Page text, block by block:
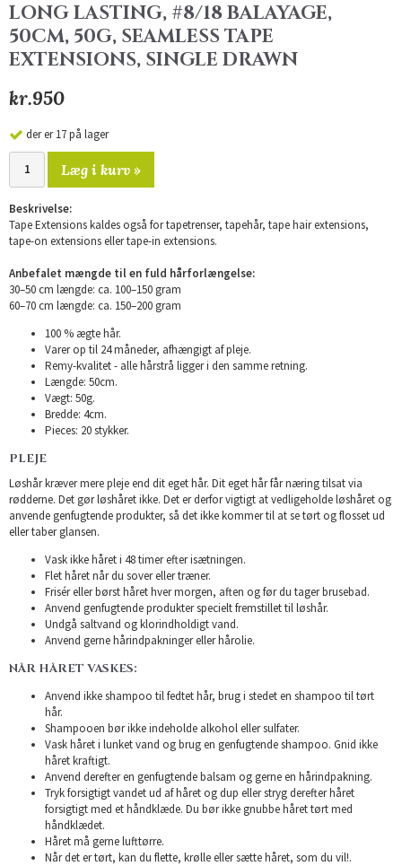
LONG LASTING, #8/18 BALAYAGE,
50CM, 50G, SEAMLESS TAPE
EXTENSIONS, SINGLE DRAWN
kr.950
der er 17 på lager
Læg i kurv »
Beskrivelse:
Tape Extensions kaldes også for tapetrenser, tapehår, tape hair extensions,
tape-on extensions eller tape-in extensions.
Anbefalet mængde til en fuld hårforlængelse:
30–50 cm længde: ca. 100–150 gram
60–70 cm længde: ca. 150–200 gram
100 % ægte hår.
Varer op til 24 måneder, afhængigt af pleje.
Remy-kvalitet - alle hårstrå ligger i den samme retning.
Længde: 50cm.
Vægt: 50g.
Bredde: 4cm.
Pieces: 20 stykker.
PLEJE
Løshår kræver mere pleje end dit eget hår. Dit eget hår får næring tilsat via
rødderne. Det gør løshåret ikke. Det er derfor vigtigt at vedligeholde løshåret og
anvende genfugtende produkter, så det ikke kommer til at se tørt og flosset ud
eller taber glansen.
Vask ikke håret i 48 timer efter isætningen.
Flet håret når du sover eller træner.
Frisér eller børst håret hver morgen, aften og før du tager brusebad.
Anvend genfugtende produkter specielt fremstillet til løshår.
Undgå saltvand og klorindholdigt vand.
Anvend gerne hårindpakninger eller hårolie.
NÅR HÅRET VASKES:
Anvend ikke shampoo til fedtet hår, brug i stedet en shampoo til tørt
hår.
Shampooen bør ikke indeholde alkohol eller sulfater.
Vask håret i lunket vand og brug en genfugtende shampoo. Gnid ikke
håret kraftigt.
Anvend derefter en genfugtende balsam og gerne en hårindpakning.
Tryk forsigtigt vandet ud af håret og dup eller stryg derefter håret
forsigtigt med et håndklæde. Du bør ikke gnubbe håret tørt med
håndklædet.
Håret må gerne lufttørre.
Når det er tørt, kan du flette, krølle eller sætte håret, som du vil!.